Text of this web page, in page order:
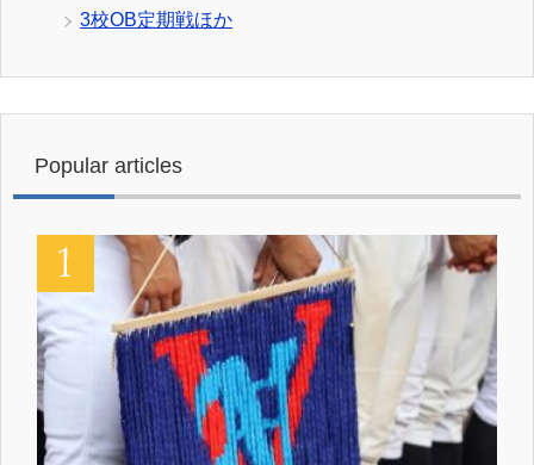
3校OB定期戦ほか
Popular articles